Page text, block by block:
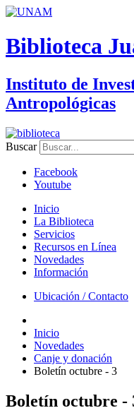
Biblioteca
Instituto de
Antropológicas
Buscar
Facebook
Youtube
Inicio
La Biblioteca
Servicios
Recursos en Línea
Novedades
Información
Ubicación / Contacto
Inicio
Novedades
Canje y donación
Boletín octubre - 3
Boletín octubre -